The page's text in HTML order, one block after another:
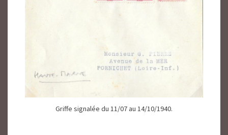
Griffe signalée du 11/07 au 14/10/1940.